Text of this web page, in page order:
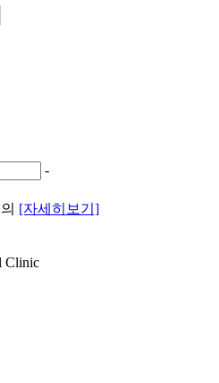
-
[자세히보기]
Clinic